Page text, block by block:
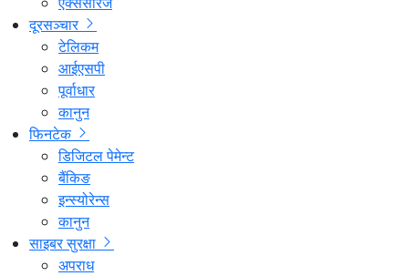
दूरसञ्चार
टेलिकम
आईएसपी
पूर्वाधार
कानुन
फिनटेक
डिजिटल पेमेन्ट
बैंकिङ
इन्स्योरेन्स
कानुन
साइबर सुरक्षा
अपराध